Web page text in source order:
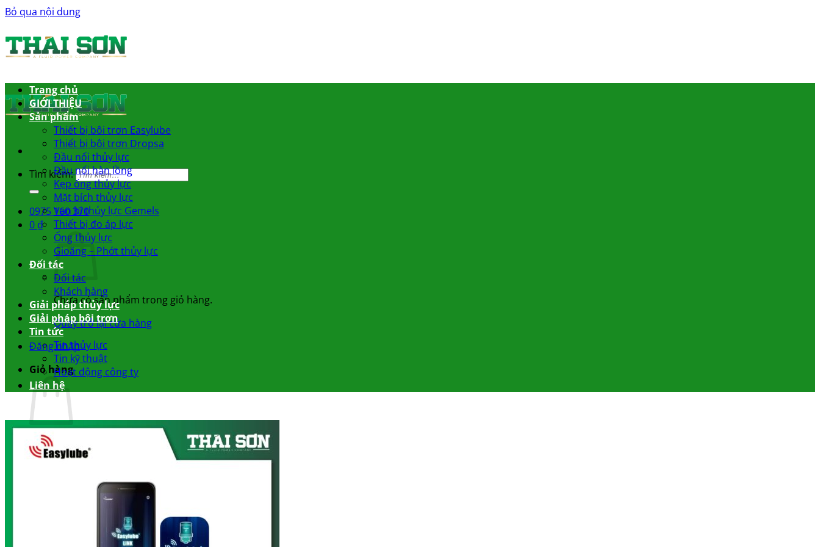
Bỏ qua nội dung
Tìm kiếm:
0975 160 370
0 ₫
Chưa có sản phẩm trong giỏ hàng.
Quay trở lại cửa hàng
Đăng nhập
Giỏ hàng
Chưa có sản phẩm trong giỏ hàng.
Trang chủ
GIỚI THIỆU
Sản phẩm
Thiết bị bôi trơn Easylube
Thiết bị bôi trơn Dropsa
Đầu nối thủy lực
Đầu nối hàn lồng
Kẹp ống thủy lực
Mặt bích thủy lực
Van bi thủy lực Gemels
Thiết bị đo áp lực
Ống thủy lực
Gioăng – Phớt thủy lực
Đối tác
Đối tác
Khách hàng
Giải pháp thủy lực
Giải pháp bôi trơn
Tin tức
Tin thủy lực
Tin kỹ thuật
Hoạt động công ty
Liên hệ